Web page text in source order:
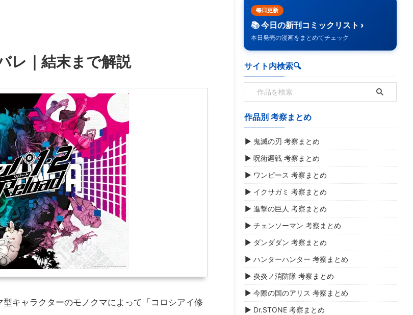
レ｜結末まで解説
キャラクターのモノクマによって「コロシアイ修
毎日更新
📚 今日の新刊コミックリスト ›
本日発売の漫画をまとめてチェック
サイト内検索🔍️
作品別 考察まとめ
▶ 鬼滅の刃 考察まとめ
▶ 呪術廻戦 考察まとめ
▶ ワンピース 考察まとめ
▶ イクサガミ 考察まとめ
▶ 進撃の巨人 考察まとめ
▶ チェンソーマン 考察まとめ
▶ ダンダダン 考察まとめ
▶ ハンターハンター 考察まとめ
▶ 炎炎ノ消防隊 考察まとめ
▶ 今際の国のアリス 考察まとめ
▶ Dr.STONE 考察まとめ